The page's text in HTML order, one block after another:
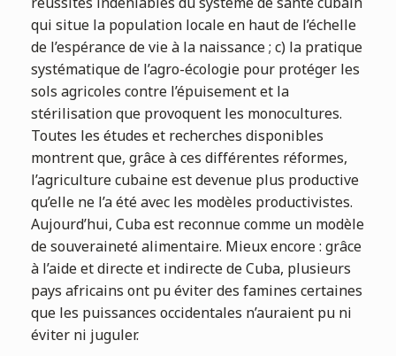
qui situe la population locale en haut de l’échelle
de l’espérance de vie à la naissance ; c) la pratique
systématique de l’agro-écologie pour protéger les
sols agricoles contre l’épuisement et la
stérilisation que provoquent les monocultures.
Toutes les études et recherches disponibles
montrent que, grâce à ces différentes réformes,
l’agriculture cubaine est devenue plus productive
qu’elle ne l’a été avec les modèles productivistes.
Aujourd’hui, Cuba est reconnue comme un modèle
de souveraineté alimentaire. Mieux encore : grâce
à l’aide et directe et indirecte de Cuba, plusieurs
pays africains ont pu éviter des famines certaines
que les puissances occidentales n’auraient pu ni
éviter ni juguler.